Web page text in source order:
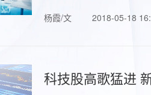
杨霞/文
2018-05-18
科技股高歌猛进